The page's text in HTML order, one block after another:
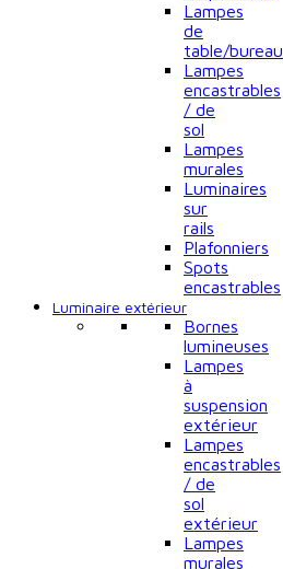
Lampes
de
table/bureau
Lampes
encastrables
/ de
sol
Lampes
murales
Luminaires
sur
rails
Plafonniers
Spots
encastrables
Luminaire extérieur
Bornes
lumineuses
Lampes
à
suspension
extérieur
Lampes
encastrables
/ de
sol
extérieur
Lampes
murales